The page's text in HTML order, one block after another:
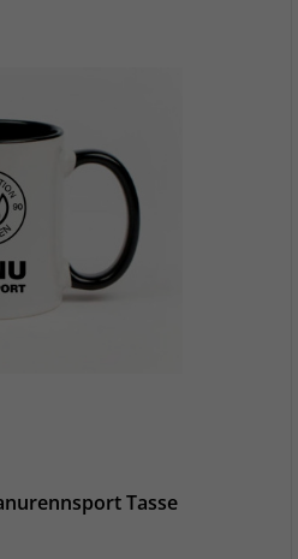
Tasse